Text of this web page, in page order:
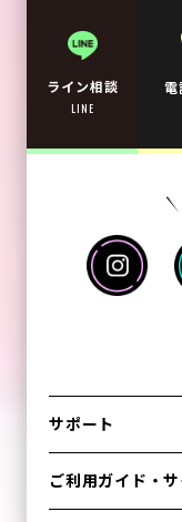
ライン相談
LINE
電
サポート
ご利用ガイド・